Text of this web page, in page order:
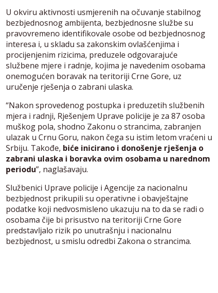
U okviru aktivnosti usmjerenih na očuvanje stabilnog
bezbjednosnog ambijenta, bezbjednosne službe su
pravovremeno identifikovale osobe od bezbjednosnog
interesa i, u skladu sa zakonskim ovlašćenjima i
procijenjenim rizicima, preduzele odgovarajuće
službene mjere i radnje, kojima je navedenim osobama
onemogućen boravak na teritoriji Crne Gore, uz
uručenje rješenja o zabrani ulaska.
“Nakon sprovedenog postupka i preduzetih službenih
mjera i radnji, Rješenjem Uprave policije je za 87 osoba
muškog pola, shodno Zakonu o strancima, zabranjen
ulazak u Crnu Goru, nakon čega su istim letom vraćeni u
Srbiju. Takođe, biće inicirano i donošenje rješenja o
zabrani ulaska i boravka ovim osobama u narednom
periodu”, naglašavaju.
Službenici Uprave policije i Agencije za nacionalnu
bezbjednost prikupili su operativne i obavještajne
podatke koji nedvosmisleno ukazuju na to da se radi o
osobama čije bi prisustvo na teritoriji Crne Gore
predstavljalo rizik po unutrašnju i nacionalnu
bezbjednost, u smislu odredbi Zakona o strancima.